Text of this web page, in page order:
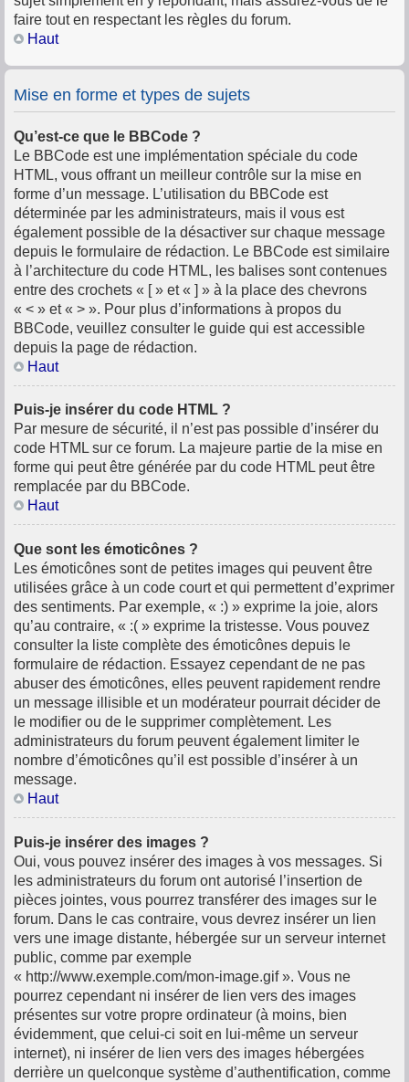
faire tout en respectant les règles du forum.
Haut
Mise en forme et types de sujets
Qu’est-ce que le BBCode ?
Le BBCode est une implémentation spéciale du code
HTML, vous offrant un meilleur contrôle sur la mise en
forme d’un message. L’utilisation du BBCode est
déterminée par les administrateurs, mais il vous est
également possible de la désactiver sur chaque message
depuis le formulaire de rédaction. Le BBCode est similaire
à l’architecture du code HTML, les balises sont contenues
entre des crochets « [ » et « ] » à la place des chevrons
« < » et « > ». Pour plus d’informations à propos du
BBCode, veuillez consulter le guide qui est accessible
depuis la page de rédaction.
Haut
Puis-je insérer du code HTML ?
Par mesure de sécurité, il n’est pas possible d’insérer du
code HTML sur ce forum. La majeure partie de la mise en
forme qui peut être générée par du code HTML peut être
remplacée par du BBCode.
Haut
Que sont les émoticônes ?
Les émoticônes sont de petites images qui peuvent être
utilisées grâce à un code court et qui permettent d’exprimer
des sentiments. Par exemple, « :) » exprime la joie, alors
qu’au contraire, « :( » exprime la tristesse. Vous pouvez
consulter la liste complète des émoticônes depuis le
formulaire de rédaction. Essayez cependant de ne pas
abuser des émoticônes, elles peuvent rapidement rendre
un message illisible et un modérateur pourrait décider de
le modifier ou de le supprimer complètement. Les
administrateurs du forum peuvent également limiter le
nombre d’émoticônes qu’il est possible d’insérer à un
message.
Haut
Puis-je insérer des images ?
Oui, vous pouvez insérer des images à vos messages. Si
les administrateurs du forum ont autorisé l’insertion de
pièces jointes, vous pourrez transférer des images sur le
forum. Dans le cas contraire, vous devrez insérer un lien
vers une image distante, hébergée sur un serveur internet
public, comme par exemple
« http://www.exemple.com/mon-image.gif ». Vous ne
pourrez cependant ni insérer de lien vers des images
présentes sur votre propre ordinateur (à moins, bien
évidemment, que celui-ci soit en lui-même un serveur
internet), ni insérer de lien vers des images hébergées
derrière un quelconque système d’authentification, comme